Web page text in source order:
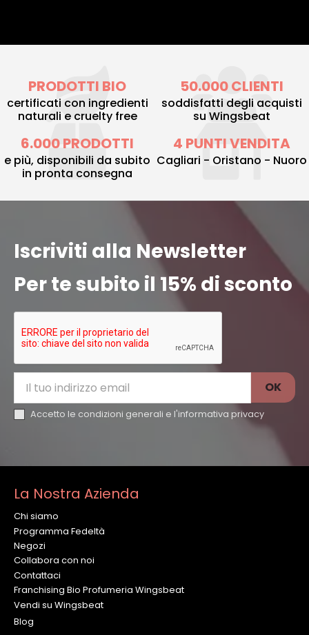
PRODOTTI BIO
certificati con ingredienti
naturali e cruelty free
50.000 CLIENTI
soddisfatti degli acquisti
su Wingsbeat
6.000 PRODOTTI
e più, disponibili da subito
in pronta consegna
4 PUNTI VENDITA
Cagliari - Oristano - Nuoro
Iscriviti alla Newsletter
Per te subito il 15% di sconto
Accetto le condizioni generali e l'informativa privacy
La Nostra Azienda
Chi siamo
Programma Fedeltà
Negozi
Collabora con noi
Contattaci
Franchising Bio Profumeria Wingsbeat
Vendi su Wingsbeat
Blog